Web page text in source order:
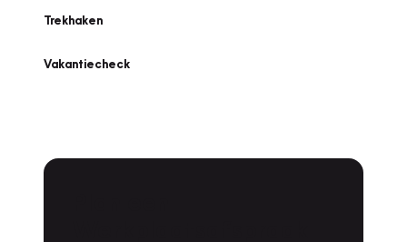
Trekhaken
Vakantiecheck